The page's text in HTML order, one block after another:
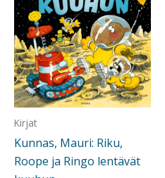
Kirjat
Kunnas, Mauri: Riku,
Roope ja Ringo lentävät